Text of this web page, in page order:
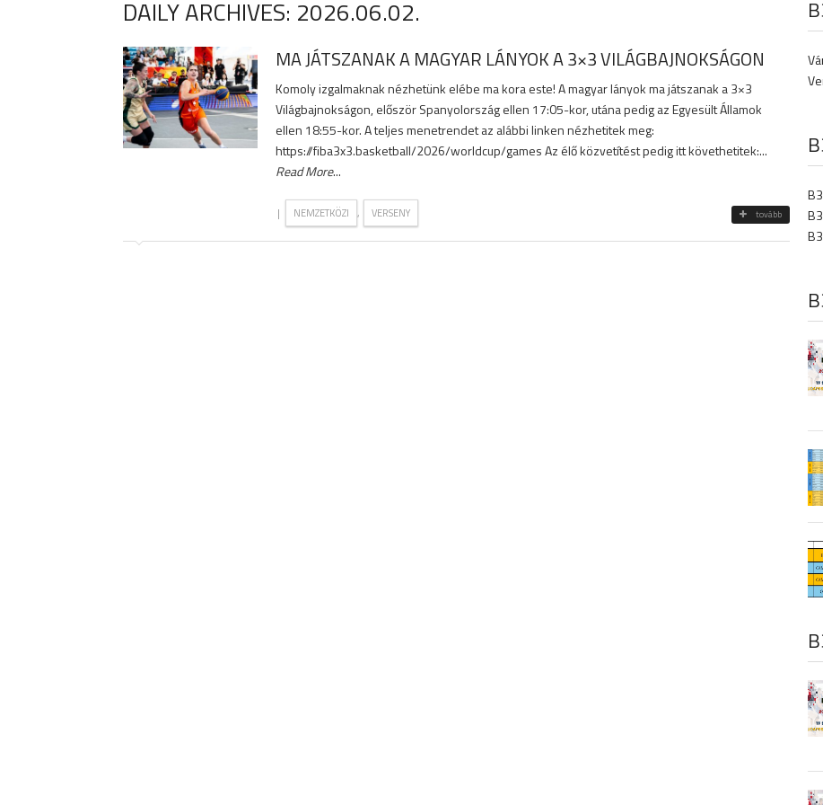
DAILY ARCHIVES: 2026.06.02.
MA JÁTSZANAK A MAGYAR LÁNYOK A 3×3 VILÁGBAJNOKSÁGON
Komoly izgalmaknak nézhetünk elébe ma kora este! A magyar lányok ma játszanak a 3×3
Világbajnokságon, először Spanyolország ellen 17:05-kor, utána pedig az Egyesült Államok
ellen 18:55-kor. A teljes menetrendet az alábbi linken nézhetitek meg:
https://fiba3x3.basketball/2026/worldcup/games Az élő közvetítést pedig itt követhetitek:...
Read More...
| NEMZETKÖZI , VERSENY tovább